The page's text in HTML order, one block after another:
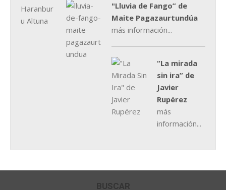
"Lluvia de Fango” de
Maite Pagazaurtundúa
más información...
“La mirada
sin ira” de
Javier
Rupérez
más
información...
BUSCAR